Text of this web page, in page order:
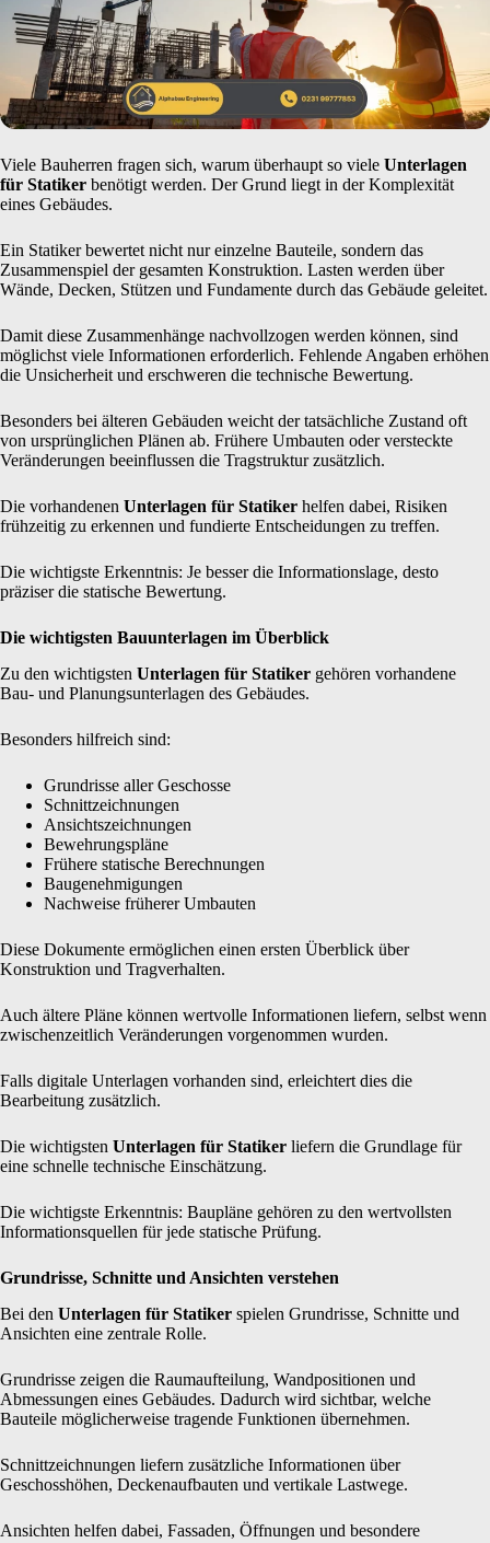
Viele Bauherren fragen sich, warum überhaupt so viele Unterlagen
für Statiker benötigt werden. Der Grund liegt in der Komplexität
eines Gebäudes.
Ein Statiker bewertet nicht nur einzelne Bauteile, sondern das
Zusammenspiel der gesamten Konstruktion. Lasten werden über
Wände, Decken, Stützen und Fundamente durch das Gebäude geleitet.
Damit diese Zusammenhänge nachvollzogen werden können, sind
möglichst viele Informationen erforderlich. Fehlende Angaben erhöhen
die Unsicherheit und erschweren die technische Bewertung.
Besonders bei älteren Gebäuden weicht der tatsächliche Zustand oft
von ursprünglichen Plänen ab. Frühere Umbauten oder versteckte
Veränderungen beeinflussen die Tragstruktur zusätzlich.
Die vorhandenen Unterlagen für Statiker helfen dabei, Risiken
frühzeitig zu erkennen und fundierte Entscheidungen zu treffen.
Die wichtigste Erkenntnis: Je besser die Informationslage, desto
präziser die statische Bewertung.
Die wichtigsten Bauunterlagen im Überblick
Zu den wichtigsten Unterlagen für Statiker gehören vorhandene
Bau- und Planungsunterlagen des Gebäudes.
Besonders hilfreich sind:
Grundrisse aller Geschosse
Schnittzeichnungen
Ansichtszeichnungen
Bewehrungspläne
Frühere statische Berechnungen
Baugenehmigungen
Nachweise früherer Umbauten
Diese Dokumente ermöglichen einen ersten Überblick über
Konstruktion und Tragverhalten.
Auch ältere Pläne können wertvolle Informationen liefern, selbst wenn
zwischenzeitlich Veränderungen vorgenommen wurden.
Falls digitale Unterlagen vorhanden sind, erleichtert dies die
Bearbeitung zusätzlich.
Die wichtigsten Unterlagen für Statiker liefern die Grundlage für
eine schnelle technische Einschätzung.
Die wichtigste Erkenntnis: Baupläne gehören zu den wertvollsten
Informationsquellen für jede statische Prüfung.
Grundrisse, Schnitte und Ansichten verstehen
Bei den Unterlagen für Statiker spielen Grundrisse, Schnitte und
Ansichten eine zentrale Rolle.
Grundrisse zeigen die Raumaufteilung, Wandpositionen und
Abmessungen eines Gebäudes. Dadurch wird sichtbar, welche
Bauteile möglicherweise tragende Funktionen übernehmen.
Schnittzeichnungen liefern zusätzliche Informationen über
Geschosshöhen, Deckenaufbauten und vertikale Lastwege.
Ansichten helfen dabei, Fassaden, Öffnungen und besondere